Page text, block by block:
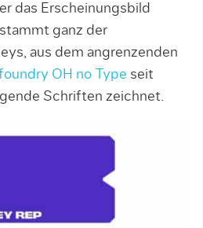
das Erscheinungsbild
ganz der
aus dem angrenzenden
OH no Type seit
Schriften zeichnet.